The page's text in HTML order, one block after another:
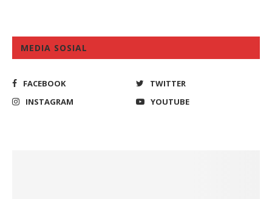
MEDIA SOSIAL
FACEBOOK
TWITTER
INSTAGRAM
YOUTUBE